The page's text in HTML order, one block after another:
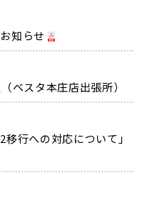
知らせ
ベスタ本庄店出張所）
移行への対応について」